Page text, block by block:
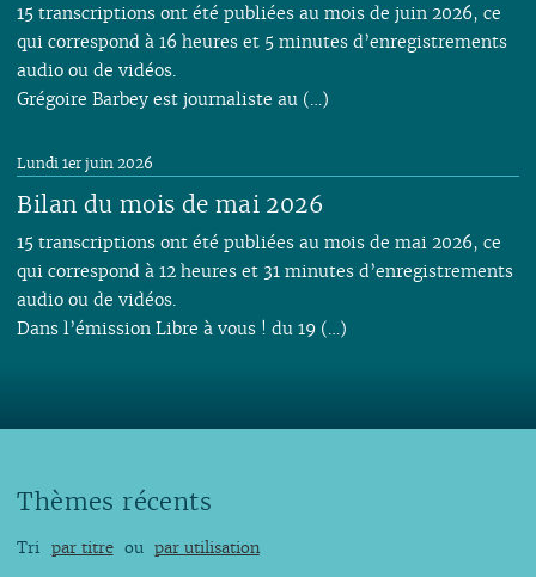
15 transcriptions ont été publiées au mois de juin 2026, ce
qui correspond à 16 heures et 5 minutes d’enregistrements
audio ou de vidéos.
Grégoire Barbey est journaliste au (…)
Bilan du mois de mai 2026
Lundi 1er juin 2026
15 transcriptions ont été publiées au mois de mai 2026, ce
qui correspond à 12 heures et 31 minutes d’enregistrements
audio ou de vidéos.
Dans l’émission Libre à vous ! du 19 (…)
Thèmes récents
Tri par titre ou par utilisation